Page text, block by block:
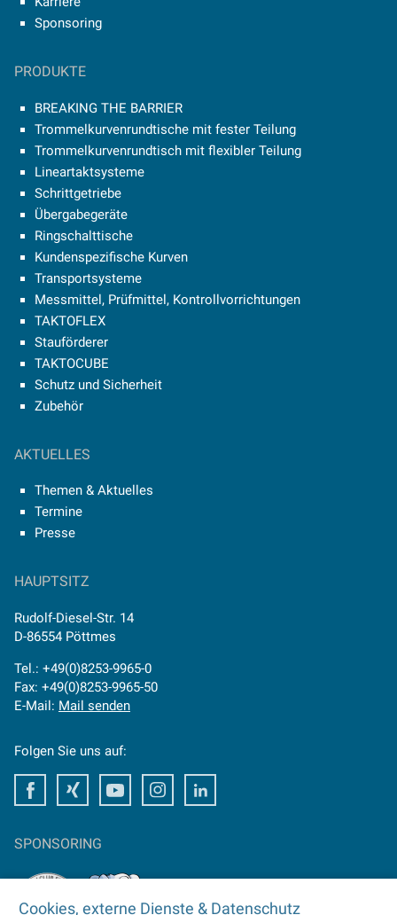
Sponsoring
PRODUKTE
BREAKING THE BARRIER
Trommelkurvenrundtische mit fester Teilung
Trommelkurvenrundtisch mit flexibler Teilung
Lineartaktsysteme
Schrittgetriebe
Übergabegeräte
Ringschalttische
Kundenspezifische Kurven
Transportsysteme
Messmittel, Prüfmittel, Kontrollvorrichtungen
TAKTOFLEX
Stauförderer
TAKTOCUBE
Schutz und Sicherheit
Zubehör
AKTUELLES
Themen & Aktuelles
Termine
Presse
HAUPTSITZ
Rudolf-Diesel-Str. 14
D-86554 Pöttmes
Tel.: +49(0)8253-9965-0
Fax: +49(0)8253-9965-50
E-Mail: Mail senden
Folgen Sie uns auf:
FacebookXing Youtube Instagram
SPONSORING
Cookies, externe Dienste & Datenschutz